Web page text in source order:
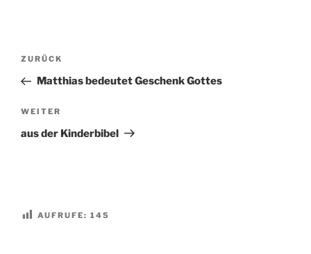
Beitragsnavigation
Vorheriger
Beitrag
ZURÜCK
Matthias bedeutet Geschenk Gottes
Nächster
Beitrag
WEITER
aus der Kinderbibel
AUFRUFE: 145